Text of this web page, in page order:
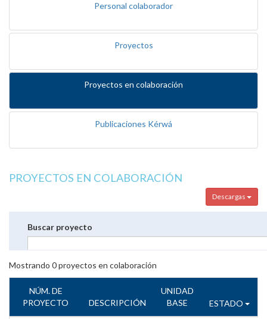
Personal colaborador
Proyectos
Proyectos en colaboración
Publicaciones Kérwá
PROYECTOS EN COLABORACIÓN
Descargas
Buscar proyecto
Mostrando 0proyectos en colaboración
NÚM. DE
PROYECTO
DESCRIPCIÓN
UNIDAD
BASE
ESTADO